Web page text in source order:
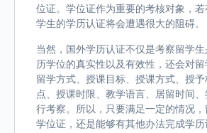
位证。学位证作为重要的考核对象，
学生的学历认证将会遭遇很大的阻碍。
当然，国外学历认证不仅是考察留学
历学位的真实性以及有效性，还会对
留学方式、授课目标、授课方式、授
点、授课时限、教学语言、居留时间
行考察。所以，只要满足一定的情况
学位证，还是能够有其他办法完成学历